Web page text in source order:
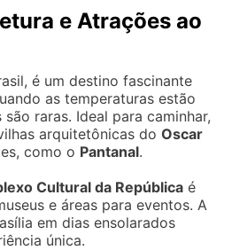
e Atrações ao
é um destino fascinante
as temperaturas estão
raras. Ideal para caminhar,
arquitetônicas doOscar
como o Pantanal.
Cultural da República é
e áreas para eventos. A
em dias ensolarados
única.